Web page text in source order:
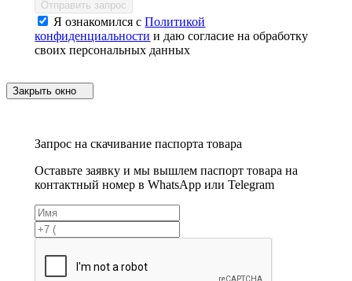
Отправить запрос
Я ознакомился сПолитикой
конфиденциальности и даю согласие на обработку
своих персональных данных
Закрыть окно
Запрос на скачивание паспорта товара
Оставьте заявку и мы вышлем паспорт товара на
контактный номер в WhatsApp или Telegram